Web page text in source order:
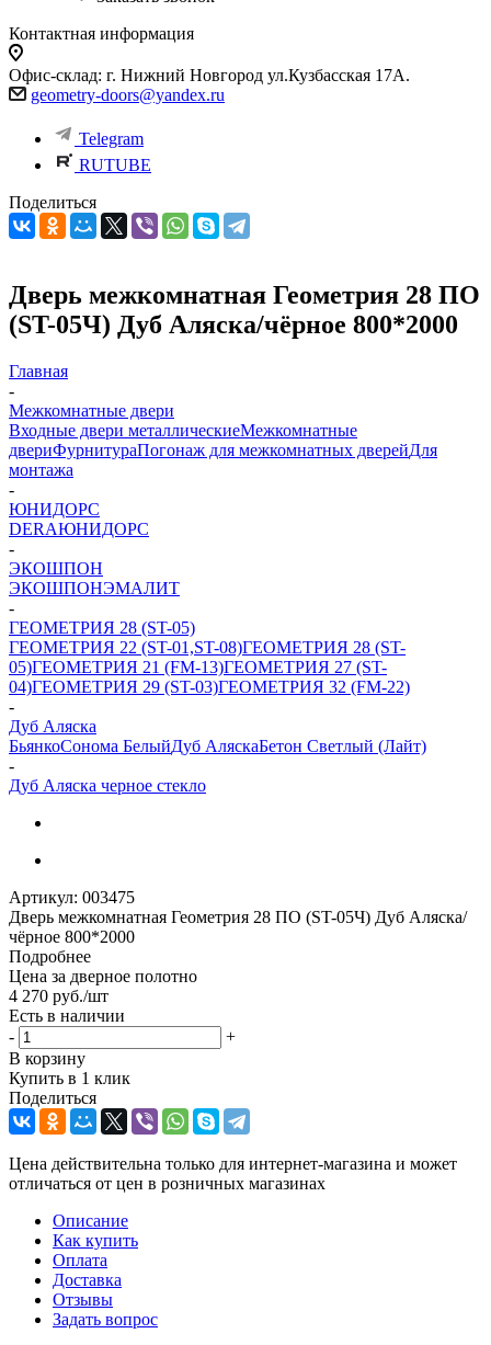
Контактная информация
Офис-склад: г. Нижний Новгород ул.Кузбасская 17А.
geometry-doors@yandex.ru
Telegram
RUTUBE
Поделиться
Дверь межкомнатная Геометрия 28 ПО
(ST-05Ч) Дуб Аляска/чёрное 800*2000
Главная
-
Межкомнатные двери
Входные двери металлическиеМежкомнатные
двериФурнитураПогонаж для межкомнатных дверейДля
монтажа
-
ЮНИДОРС
DERAЮНИДОРС
-
ЭКОШПОН
ЭКОШПОНЭМАЛИТ
-
ГЕОМЕТРИЯ 28 (ST-05)
ГЕОМЕТРИЯ 22 (ST-01,ST-08)ГЕОМЕТРИЯ 28 (ST-
05)ГЕОМЕТРИЯ 21 (FM-13)ГЕОМЕТРИЯ 27 (ST-
04)ГЕОМЕТРИЯ 29 (ST-03)ГЕОМЕТРИЯ 32 (FM-22)
-
Дуб Аляска
БьянкоСонома БелыйДуб АляскаБетон Светлый (Лайт)
-
Дуб Аляска черное стекло
Артикул: 003475
Дверь межкомнатная Геометрия 28 ПО (ST-05Ч) Дуб Аляска/
чёрное 800*2000
Подробнее
Цена за дверное полотно
4 270 руб./шт
Есть в наличии
-
+
В корзину
Купить в 1 клик
Поделиться
Цена действительна только для интернет-магазина и может
отличаться от цен в розничных магазинах
Описание
Как купить
Оплата
Доставка
Отзывы
Задать вопрос